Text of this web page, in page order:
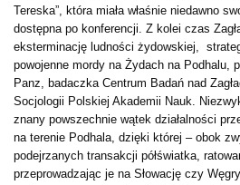
Tereska”, która miała właśnie niedawno
dostępna po konferencji. Z kolei czas
eksterminację ludności żydowskiej,
powojenne mordy na Żydach na Podhalu,
Panz, badaczka Centrum Badań nad
Socjologii Polskiej Akademii Nauk.
znany powszechnie wątek działalności
na terenie Podhala, dzięki której – obok
podejrzanych transakcji półświatka,
przeprowadzając je na Słowację czy